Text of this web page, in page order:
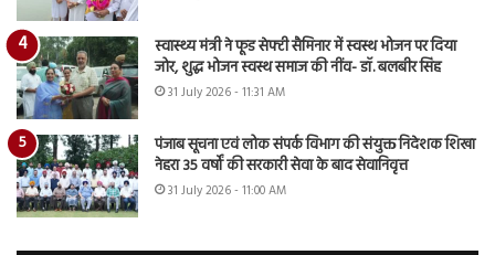
स्वास्थ्य मंत्री ने फूड सेफ्टी सैमिनार में स्वस्थ भोजन पर दिया
जोर, शुद्ध भोजन स्वस्थ समाज की नींव- डॉ. बलबीर सिंह
31 July 2026 - 11:31 AM
पंजाब सूचना एवं लोक संपर्क विभाग की संयुक्त निदेशक शिखा
नेहरा 35 वर्षों की सरकारी सेवा के बाद सेवानिवृत्त
31 July 2026 - 11:00 AM